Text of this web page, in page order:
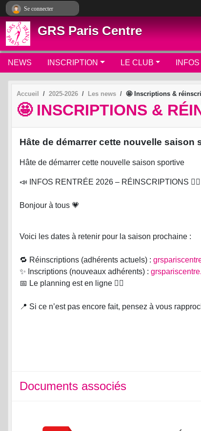
GRS Paris Centre
NEWS INSCRIPTION LE CLUB
Accueil 2025-2026 Les news 🤩 Inscriptions &
🤩 INSCRIPTIONS &
Hâte de démarrer cette nouvelle saison
Hâte de démarrer cette nouvelle saison sportive
📣 INFOS RENTRÉE 2026 – RÉINSCRIPTIONS 🤸‍♀️
Bonjour à tous 💗
Voici les dates à retenir pour la saison prochaine :
🔁 Réinscriptions (adhérents actuels) :
✨ Inscriptions (nouveaux adhérents) :
📅 Le planning est en ligne 🤸‍♀️
📍 Si ce n’est pas encore fait, pensez à vous
Documents associés
Se connecter
Panneau de gestion des cookies